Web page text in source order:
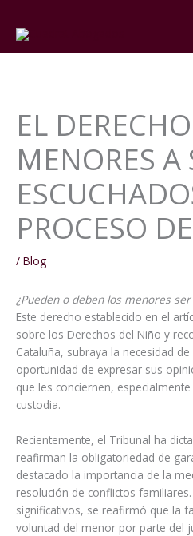
contenido
EL
MENORES A
PROCESO
/ Blog
¿Pueden o deben los menores
Este derecho establecido en el
sobre los Derechos del Niño y
Cataluña, subraya la necesidad
oportunidad de expresar sus
que les conciernen,
custodia.
Recientemente, el Tribunal ha
reafirman la obligatoriedad de
destacado la importancia de la
resolución de conflictos
significativos, se reafirmó que la
voluntad del menor por parte del